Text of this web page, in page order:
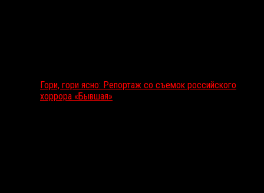
Гори, гори ясно: Репортаж со съемок российского
хоррора «Бывшая»